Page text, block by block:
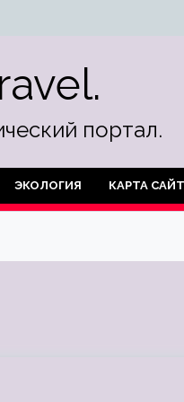
портал.
ЭКОЛОГИЯ КАРТА